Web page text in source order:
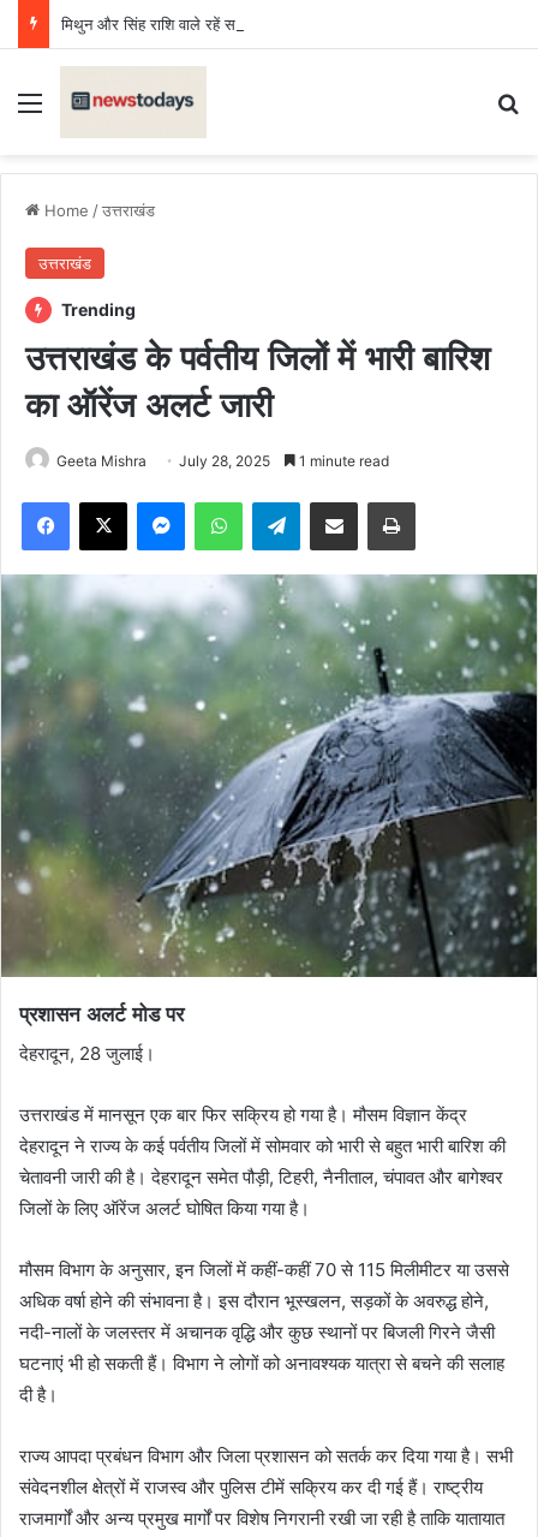
Menu
Home /उत्तराखंड
उत्तराखंड
Trending
उत्तराखंड के पर्वतीय जिलों में भारी बारिश
का ऑरेंज अलर्ट जारी
Geeta Mishra July 28, 2025 1 minute read
Facebook
X MessengerWhatsAppTelegramShare via Email Print
प्रशासन अलर्ट मोड पर
देहरादून, 28 जुलाई।
उत्तराखंड में मानसून एक बार फिर सक्रिय हो गया है। मौसम विज्ञान केंद्र
देहरादून ने राज्य के कई पर्वतीय जिलों में सोमवार को भारी से बहुत भारी बारिश की
चेतावनी जारी की है। देहरादून समेत पौड़ी, टिहरी, नैनीताल, चंपावत और बागेश्वर
जिलों के लिए ऑरेंज अलर्ट घोषित किया गया है।
मौसम विभाग के अनुसार, इन जिलों में कहीं-कहीं 70 से 115 मिलीमीटर या उससे
अधिक वर्षा होने की संभावना है। इस दौरान भूस्खलन, सड़कों के अवरुद्ध होने,
नदी-नालों के जलस्तर में अचानक वृद्धि और कुछ स्थानों पर बिजली गिरने जैसी
घटनाएं भी हो सकती हैं। विभाग ने लोगों को अनावश्यक यात्रा से बचने की सलाह
दी है।
राज्य आपदा प्रबंधन विभाग और जिला प्रशासन को सतर्क कर दिया गया है। सभी
संवेदनशील क्षेत्रों में राजस्व और पुलिस टीमें सक्रिय कर दी गई हैं। राष्ट्रीय
राजमार्गों और अन्य प्रमुख मार्गों पर विशेष निगरानी रखी जा रही है ताकि यातायात